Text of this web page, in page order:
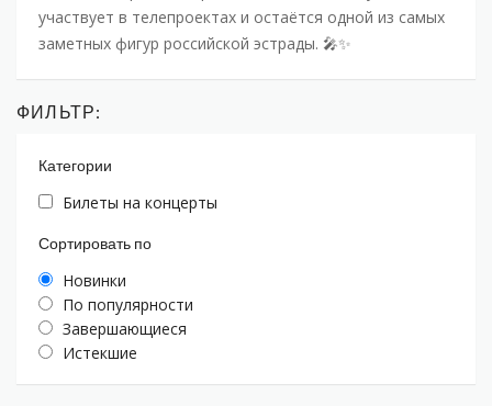
участвует в телепроектах и остаётся одной из самых
заметных фигур российской эстрады. 🎤✨
ФИЛЬТР:
Категории
Билеты на концерты
Сортировать по
Новинки
По популярности
Завершающиеся
Истекшие